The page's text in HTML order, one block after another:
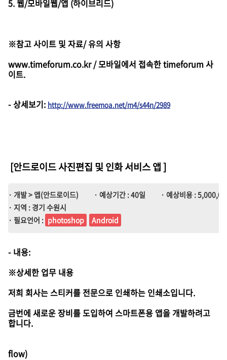
5. 웹/모바일웹/앱 (하이브리드)
※참고 사이트 및 자료/ 유의 사항
www.timeforum.co.kr / 모바일에서 접속한 timeforum 사
이트.
-상세보기: http://www.freemoa.net/m4/s44n/2989
[안드로이드 사진편집 및 인화 서비스 앱]
· 개발 > 앱(안드로이드) · 예상기간 : 40일
· 예상비용 :
· 지역 : 경기 수원시
· 필요언어 : photoshop Android
- 내용:
※상세한 업무 내용
저희 회사는 스티커를 전문으로 인쇄하는 인쇄소입니다.
금번에 새로운 장비를 도입하여 스마트폰용 앱을 개발하려고
합니다.
flow)